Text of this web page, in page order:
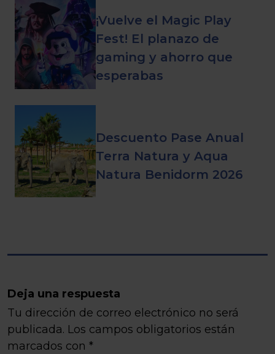
¡Vuelve el Magic Play
Fest! El planazo de
gaming y ahorro que
esperabas
Descuento Pase Anual
Terra Natura y Aqua
Natura Benidorm 2026
Deja una respuesta
Tu dirección de correo electrónico no será
publicada. Los campos obligatorios están
marcados con *